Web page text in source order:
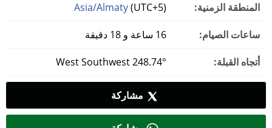
المنطقة الزمنية: Asia/Almaty(UTC+5)
ساعات الصيام:
أتجاه القبلة:
مشاركة